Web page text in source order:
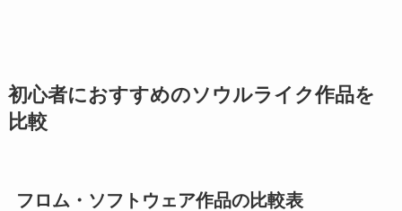
初心者におすすめのソウルライク作品を
比較
フロム・ソフトウェア作品の比較表